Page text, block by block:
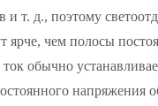
и т. д., поэтому
ярче, чем полосы
обычно
напряжения